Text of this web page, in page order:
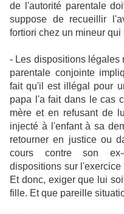
de l'autorité parentale
suppose de recueillir
fortiori chez un mineur
- Les dispositions légales
parentale conjointe
fait qu'il est illégal pour
papa l'a fait dans le cas
mère et en refusant de
injecté à l'enfant à sa
retourner en justice ou
cours contre son
dispositions sur
Et donc, exiger que lui
fille. Et que pareille